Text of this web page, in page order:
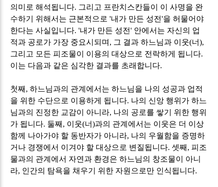
의미로 해석됩니다. 그리고 프란치스칸들이 이 사명을 완
수하기 위해서는 근본적으로'내가 만든 성전'을 허물어야
한다는 사실입니다. '내가 만든 성전' 안에서는 자신의 업
적과 공로가 가장 중요시되며 , 그 결과 하느님과 이웃(너),
그리고 모든 피조물이 이용의 대상으로 전락하게 됩니다.
이는 다음과 같은 심각한 결과를 초래합니다.
첫째 ,하느님과의 관계에서는 하느님을 나의 성공과 업적
을 위한 수단으로 이용하게 됩니다. 나의 신앙 행위가 하느
님과의 진정한 교감이 아니라, 나의 공로를 쌓기 위한 행위
가 됩니다. 둘째 , 이웃(너)과의 관계에서는 이웃은 더 이상
함께 나아가야 할 동반자가 아니라, 나의 우월함을 증명하
거나 경쟁에서 이겨야 할 대상으로 변질됩니다.셋째 , 피조
물과의 관계에서 자연과 환경은 하느님의 창조물이 아니
라, 인간의 탐욕을 채우기 위한 자원으로만 인식됩니다.